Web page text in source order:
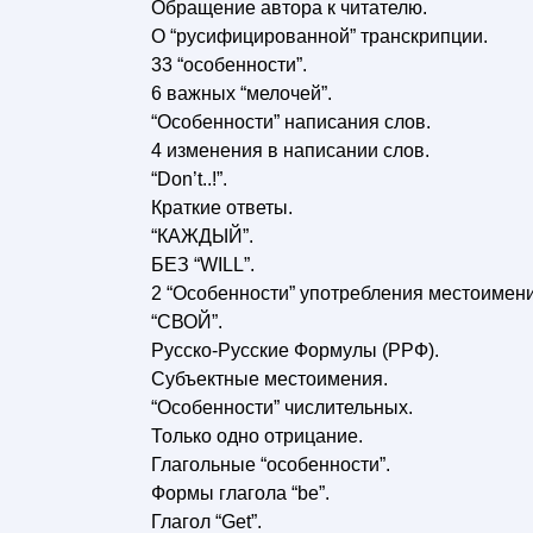
Обращение автора к читателю.
О “русифицированной” транскрипции.
33 “особенности”.
6 важных “мелочей”.
“Особенности” написания слов.
4 изменения в написании слов.
“Don’t..!”.
Краткие ответы.
“КАЖДЫЙ”.
БЕЗ “WILL”.
2 “Особенности” употребления
“СВОЙ”.
Русско-Русские Формулы (РРФ).
Субъектные местоимения.
“Особенности” числительных.
Только одно отрицание.
Глагольные “особенности”.
Формы глагола “be”.
Глагол “Get”.